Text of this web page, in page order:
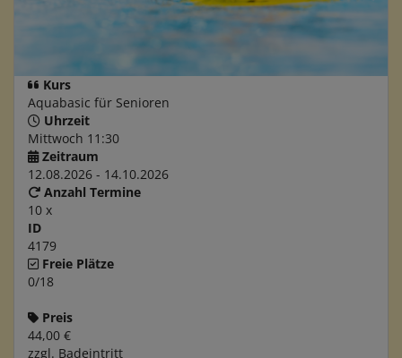
Kurs
Aquabasic für Senioren
Uhrzeit
Mittwoch 11:30
Zeitraum
12.08.2026 - 14.10.2026
Anzahl Termine
10 x
ID
4179
Freie Plätze
0/18
Preis
44,00 €
zzgl. Badeintritt